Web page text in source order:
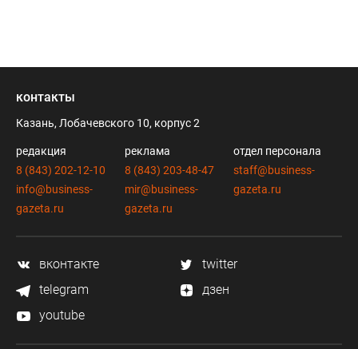
контакты
Казань, Лобачевского 10, корпус 2
редакция
8 (843) 202-12-10
info@business-
gazeta.ru
реклама
8 (843) 203-48-47
mir@business-
gazeta.ru
отдел персонала
staff@business-
gazeta.ru
вконтакте
twitter
telegram
дзен
youtube